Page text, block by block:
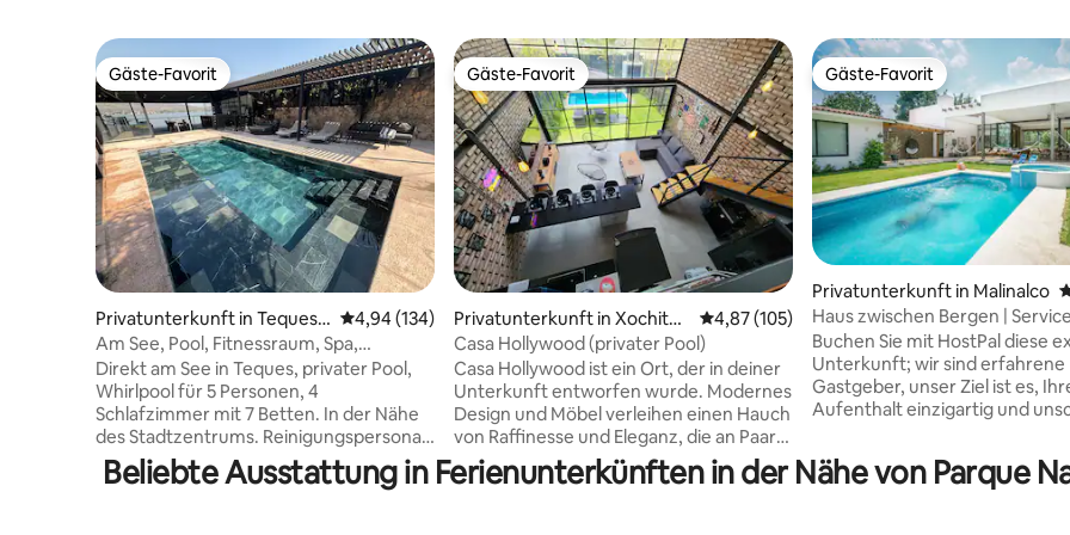
Gäste-Favorit
Gäste-Favorit
Privatunterkunft in Tequesq
uitengo
Durchschnittliche Bewertung: 4,94 von 5, 134 Bewertungen
4,94 (134)
Am See, Pool, Fitnessraum, Spa,
Spielzimmer, Karaoke
Direkt am See in Teques, privater Pool,
Whirlpool für 5 Personen, 4
Schlafzimmer mit 7 Betten. In der Nähe
des Stadtzentrums. Reinigungspersonal
vor Ort (inklusive) Automatisches Tor,
Unterkunft mit Privatsphäre für deine
Gäste-Favorit
Gäste-Favorit
Privatunterkunft in Xochitep
ec
Durchschnittliche Bewertung: 4,87 von 5,
4,87 (105)
Casa Hollywood (privater Pool)
Casa Hollywood ist ein Ort, der in deiner
Unterkunft entworfen wurde. Modernes
Design und Möbel verleihen einen Hauch
von Raffinesse und Eleganz, die an Paare
oder Familien denken, die einen
Ausbruch der Stadt suchen, aber ohne
Gäste-Favorit
Gäste-Favorit
Privatunterkunft in Malinalco
Haus zwischen Bergen |
Buchen Sie mit HostPal diese
Unterkunft; wir sind erfahrene
Gastgeber, unser Ziel ist es,
Aufenthalt einzigartig und
ruhigen Eigentumswohnung, 5
von der Innenstadt von
Beliebte Ausstattung in Ferienunterkünften in der Nähe von Parque